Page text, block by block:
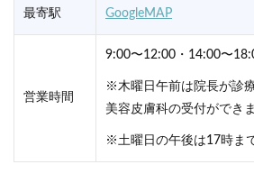
最寄駅 GoogleMAP
営業時間
9:00〜12:00・14:00〜
※木曜日午前は院長が診
美容皮膚科の受付ができ
※土曜日の午後は17時ま